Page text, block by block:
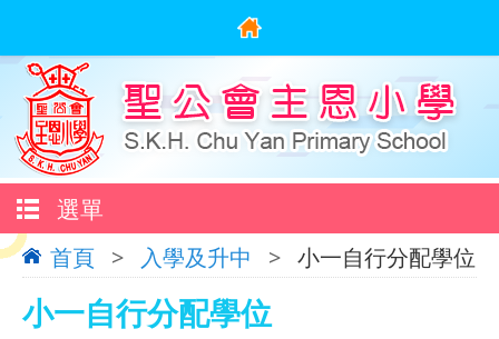
選單
首頁 > 入學及升中 > 小一自行分配學位
小一自行分配學位